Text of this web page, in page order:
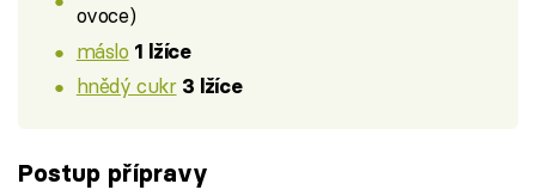
ovoce)
máslo 1 lžíce
hnědý cukr 3 lžíce
Postup přípravy